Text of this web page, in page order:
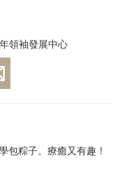
領袖發展中心
包粽子。療癒又有趣！